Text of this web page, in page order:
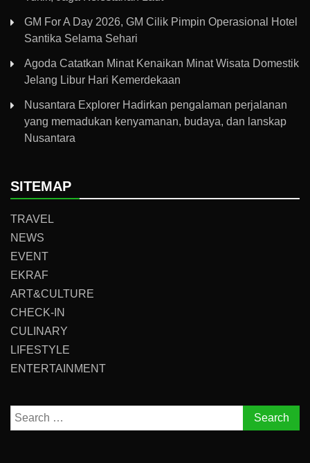
GM For A Day 2026, GM Cilik Pimpin Operasional Hotel
Santika Selama Sehari
Agoda Catatkan Minat Kenaikan Minat Wisata Domestik
Jelang Libur Hari Kemerdekaan
Nusantara Explorer Hadirkan pengalaman perjalanan
yang memadukan kenyamanan, budaya, dan lanskap
Nusantara
SITEMAP
TRAVEL
NEWS
EVENT
EKRAF
ART&CULTURE
CHECK-IN
CULINARY
LIFESTYLE
ENTERTAINMENT
Search
for: